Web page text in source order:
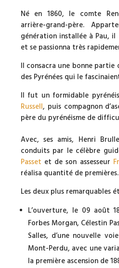
Né en 1860, le comte
arrière-grand-père.
génération installée à Pau,
et se passionna très
Il consacra une bonne partie
des Pyrénées qui le
Il fut un formidable
Russell, puis compagnon
père du pyrénéisme de
Avec, ses amis, Henri
conduits par le célèbre
Passet et de son assesseur
réalisa quantité de premières.
Les deux plus remarquables
L’ouverture, le 09 août
Forbes Morgan, Célestin
Salles, d’une nouvelle
Mont-Perdu, avec une
la première ascension de